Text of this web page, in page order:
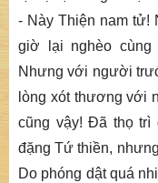
- Này Thiện nam tử!
giờ lại nghèo cùng
Nhưng với người
lòng xót thương với
cũng vậy! Đã thọ trì
đặng Tứ thiền,
Do phóng dật quá